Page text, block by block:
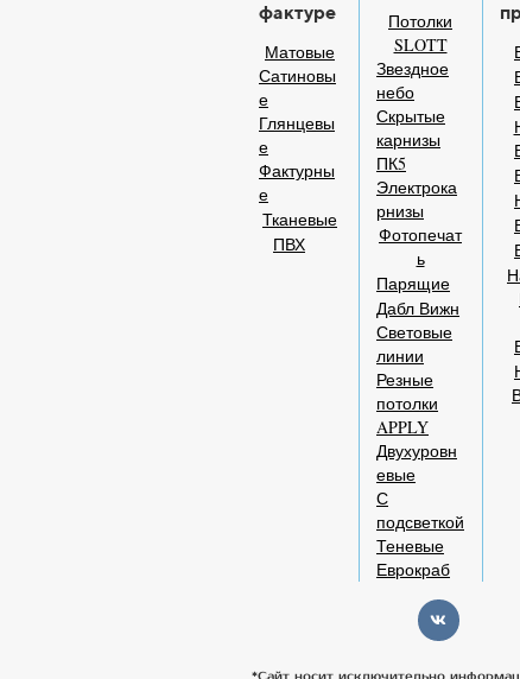
фактуре
Матовые
Сатиновы
е
Глянцевы
е
Фактурны
е
Тканевые
ПВХ
Потолки
SLOTT
Звездное
небо
Скрытые
карнизы
ПК5
Электрока
рнизы
Фотопечат
ь
Парящие
Дабл Вижн
Световые
линии
Резные
потолки
APPLY
Двухуровн
евые
С
подсветкой
Теневые
Еврокраб